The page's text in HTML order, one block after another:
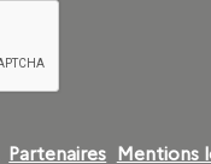
Partenaires Mentions